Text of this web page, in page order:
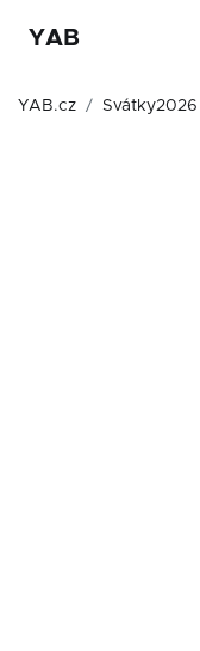
YAB
YAB.cz Svátky2026